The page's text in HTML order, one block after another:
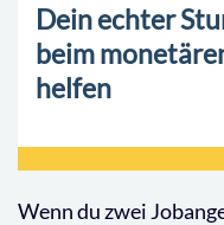
Dein echter
beim
helfen
Wenn du zwei